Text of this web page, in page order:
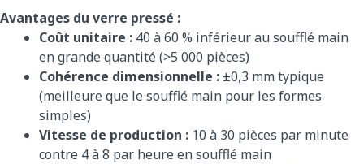
Avantages du verre pressé :
Coût unitaire : 40 à 60 % inférieur au soufflé main
en grande quantité (>5 000 pièces)
Cohérence dimensionnelle : ±0,3 mm typique
(meilleure que le soufflé main pour les formes
simples)
Vitesse de production : 10 à 30 pièces par minute
contre 4 à 8 par heure en soufflé main